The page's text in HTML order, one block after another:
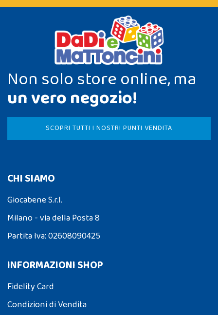
Non solo store online, ma
un vero negozio!
SCOPRI TUTTI I NOSTRI PUNTI VENDITA
CHI SIAMO
Giocabene S.r.l.
Milano - via della Posta 8
Partita Iva: 02608090425
INFORMAZIONI SHOP
Fidelity Card
Condizioni di Vendita